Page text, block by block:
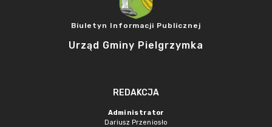
Biuletyn Informacji Publicznej
Urząd Gminy Pielgrzymka
REDAKCJA
Administrator
Dariusz Przeniosło